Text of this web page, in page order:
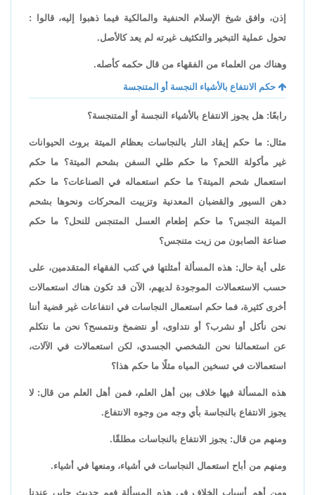
إذن، وافق شيخ الإسلام الحنفية والمالكية فيما ذهبوا إليه، قالوا :
تحول عملية التبخير والتكثيف غيرته لم يعد كالأصل.
وهناك من العلماء من الفقهاء من قال حكمه كأصله.
حكم الانتفاع بالأشياء النجسة أو المتنجسة
رابعًا: هل يجوز الانتفاع بالأشياء النجسة أو المتنجسة؟
مثال: ما حكم إيقاد النار بالنجاسات بعظام الميتة بروث الحيوانات
غير مأكولة اللحم؟ ما حكم طلي السفن بشحم الميتة؟ ما حكم
استعمال شحم الميتة؟ ما حكم استعماله في الصناعات؟ ما حكم
دهن السيور والقضبان المعدنية وتزييت المحركات ونحوها بشحم
الميتة النجس؟ ما حكم إطعام العسل المتنجس للنحل؟ ما حكم
صناعة الصابون من زيت متنجس؟
على أية حال: هذه المسألة أمثلتها في كتب الفقهاء المتقدمين، على
حسب الاستعمالات الموجودة لديهم، الآن قد تكون هناك استعمالات
أخرى كثيرة، فما حكم استعمال النجاسات في انتفاعات غير قضية أننا
نحن نأكل أو نشرب؟ أو نتداوى، أو نتضمخ ونتمسح؟ نحن ما نتكلم
عن استعمالنا نحن الشخصي الجسدي، لكن استعمالات في الآلات،
استعمالات في تسخين المياه مثلًا ما حكم هذا؟
هذه المسألة فيها خلاف بين أهل العلم، فمن أهل العلم من قال: لا
يجوز الانتفاع بالنجاسة بأي وجه من وجوه الانتفاع.
ومنهم من قال: يجوز الانتفاع بالنجاسات مطلقًا.
ومنهم من أباح استعمال النجاسات في أشياء، ومنعها في أشياء.
ومن أهم أسباب الخلاف في هذه المسألة فهم حديث جابر، عندنا